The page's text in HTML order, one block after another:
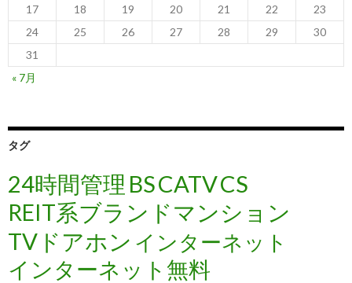
17
18 19 20 21 22
23
24
25 26 27 28 29
30
31
« 7月
タグ
24時間管理 BSCATVCS
REIT系ブランドマンション
TVドアホン インターネット
インターネット無料